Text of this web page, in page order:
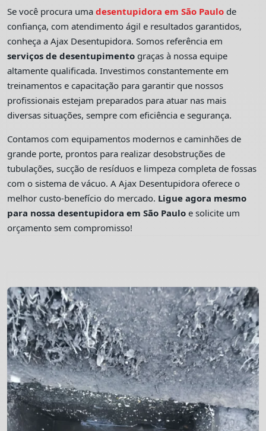
Se você procura umadesentupidora em São Paulo de
confiança, com atendimento ágil e resultados garantidos,
conheça a Ajax Desentupidora. Somos referência em
serviços de desentupimento graças à nossa equipe
altamente qualificada. Investimos constantemente em
treinamentos e capacitação para garantir que nossos
profissionais estejam preparados para atuar nas mais
diversas situações, sempre com eficiência e segurança.
Contamos com equipamentos modernos e caminhões de
grande porte, prontos para realizar desobstruções de
tubulações, sucção de resíduos e limpeza completa de fossas
com o sistema de vácuo. A Ajax Desentupidora oferece o
melhor custo-benefício do mercado. Ligue agora mesmo
para nossa desentupidora em São Paulo e solicite um
orçamento sem compromisso!